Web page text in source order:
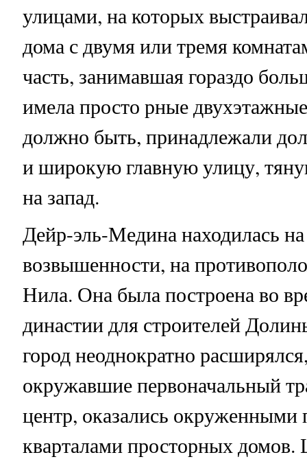
улицами, на которых
дома с двумя или тремя
часть, занимавшая гораздо
имела просто рные
должно быть, принадлежали
и широкую главную улицу,
на запад.
Дейр-эль-Медина находилась
возвышенности, на
Нила. Она была построена во
династии для строителей
город неоднократно
окружавшие первоначальный
центр, оказались
кварталами просторных домов.